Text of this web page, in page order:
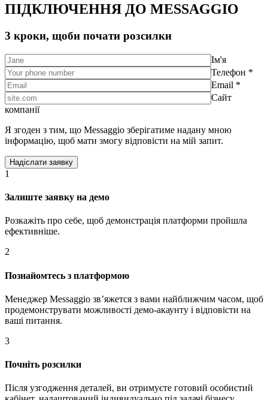
ПІДКЛЮЧЕННЯ ДО MESSAGGIO
3 кроки, щоби почати розсилки
Ім'я
Телефон *
Email *
Сайт
компанії
Я згоден з тим, що Messaggio зберігатиме надану мною
інформацію, щоб мати змогу відповісти на мій запит.
1
Залиште заявку на демо
Розкажіть про себе, щоб демонстрація платформи пройшла
ефективніше.
2
Познайомтесь з платформою
Менеджер Messaggio звʼяжется з вами найближчим часом, щоб
продемонструвати можливості демо-акаунту і відповісти на
ваші питання.
3
Почніть розсилки
Після узгодження деталей, ви отримуєте готовий особистий